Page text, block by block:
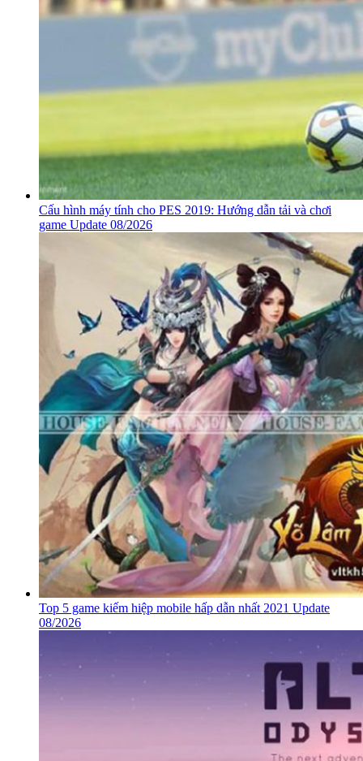
Cấu hình máy tính cho PES 2019: Hướng dẫn tải và chơi
game Update 08/2026
Top 5 game kiếm hiệp mobile hấp dẫn nhất 2021 Update
08/2026